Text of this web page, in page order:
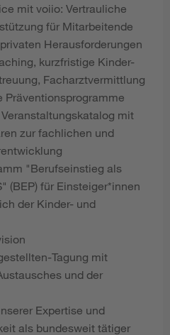
mit voiio: Vertrauliche
für Mitarbeitende
Herausforderungen
kurzfristige Kinder-
Facharztvermittlung
Präventionsprogramme
mit
zur fachlichen und
"Berufseinstieg als
(BEP) für Einsteiger*innen
der Kinder- und
Tagung mit
und der
Expertise und
als bundesweit tätiger